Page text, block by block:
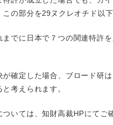
この部分を29ヌクレオチド以
までに日本で７つの関連特許
が確定した場合、ブロード研
考えられます。
いては、知財高裁HPにてご